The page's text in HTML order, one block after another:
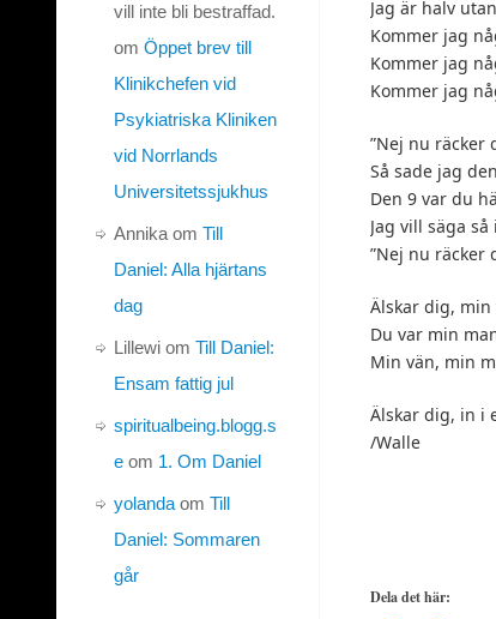
Jag är halv
Kommer jag
Kommer jag
Kommer jag
”Nej nu räcker
Så sade jag
Den 9 var du
Jag vill säga
”Nej nu räcker
Älskar dig, min
Du var min
Min vän, min
Älskar dig, in i
/Walle
Dela det här:
vill inte bli bestraffad.
om Öppet brev till
Klinikchefen vid
Psykiatriska Kliniken
vid Norrlands
Universitetssjukhus
Annika om Till
Daniel: Alla hjärtans
dag
Lillewi om Till Daniel:
Ensam fattig jul
spiritualbeing.blogg.s
e om 1. Om Daniel
yolanda om Till
Daniel: Sommaren
går